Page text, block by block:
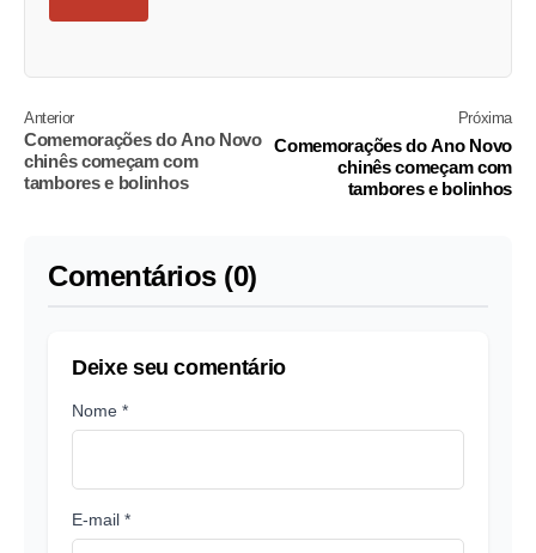
Anterior
Comemorações do Ano Novo
chinês começam com
tambores e bolinhos
Próxima
Comemorações do Ano Novo
chinês começam com
tambores e bolinhos
Comentários (0)
Deixe seu comentário
Nome *
E-mail *